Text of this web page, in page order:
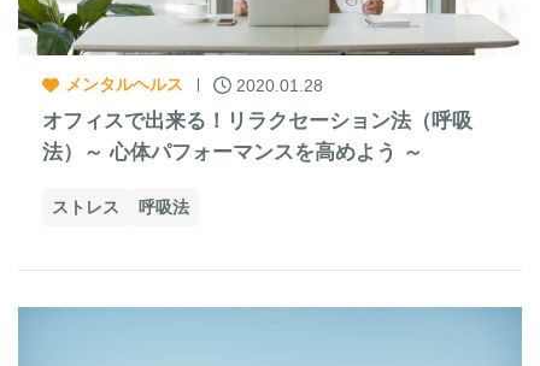
メンタルヘルス 2020.01.28
オフィスで出来る！リラクセーション法（呼吸
法）～ 心体パフォーマンスを高めよう ～
ストレス 呼吸法